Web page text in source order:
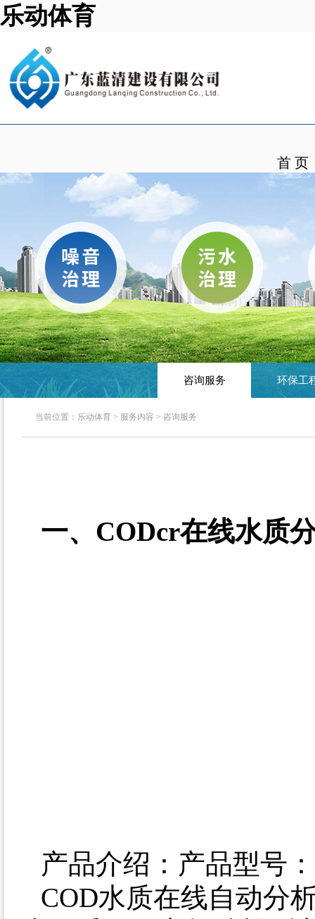
乐动体育
首 页
咨询服务 环保工
当前位置： 乐动体育 > 服务内容 > 咨询服务
一、CODcr在线水质
产品介绍：产品型号
COD水质在线自动分